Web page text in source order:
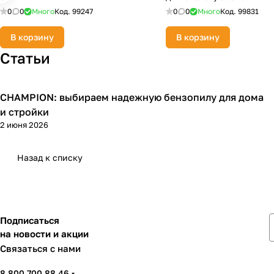
0 0 МногоКод. 99247
В корзину
0 0 МногоКод.99831
В корзину
Статьи
Пилы
CHAMPION: выбираем надежную бензопилу для дома
и стройки
2 июня 2026
Назад к списку
Подписаться
на новости и акции
Связаться с нами